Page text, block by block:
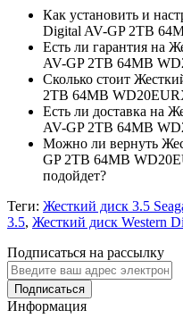
Как установить и
Digital AV-GP 2TB
Есть ли гарантия на
AV-GP 2TB 64MB
Сколько стоит
2TB 64MB
Есть ли доставка на
AV-GP 2TB 64MB
Можно ли вернуть
GP 2TB 64MB
подойдет?
Теги: Жесткий диск 3.5
3.5, Жесткий диск Western
Подписаться на рассылку
Подписаться
Информация